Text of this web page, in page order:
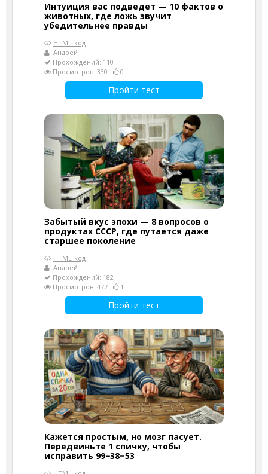
Интуиция вас подведет — 10 фактов о
животных, где ложь звучит
убедительнее правды
HTML-код
Андрей
Прохождений: 110
Просмотров: 330
0
Пройти тест
Забытый вкус эпохи — 8 вопросов о
продуктах СССР, где путается даже
старшее поколение
HTML-код
Андрей
Прохождений: 182
Просмотров: 477
1
Пройти тест
Кажется простым, но мозг пасует.
Передвиньте 1 спичку, чтобы
исправить 99−38=53